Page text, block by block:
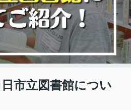
市立図書館につい